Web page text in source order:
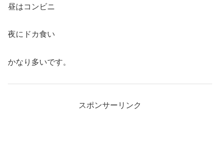
昼はコンビニ
夜にドカ食い
かなり多いです。
スポンサーリンク